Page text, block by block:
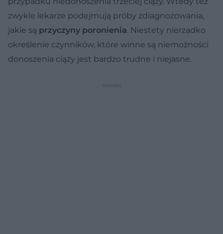
zwykle lekarze podejmują próby zdiagnozowania,
jakie są przyczyny poronienia. Niestety nierzadko
określenie czynników, które winne są niemożności
donoszenia ciąży jest bardzo trudne i niejasne.